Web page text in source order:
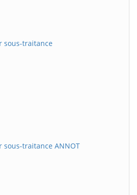
sous-traitance
sous-traitance ANNOT